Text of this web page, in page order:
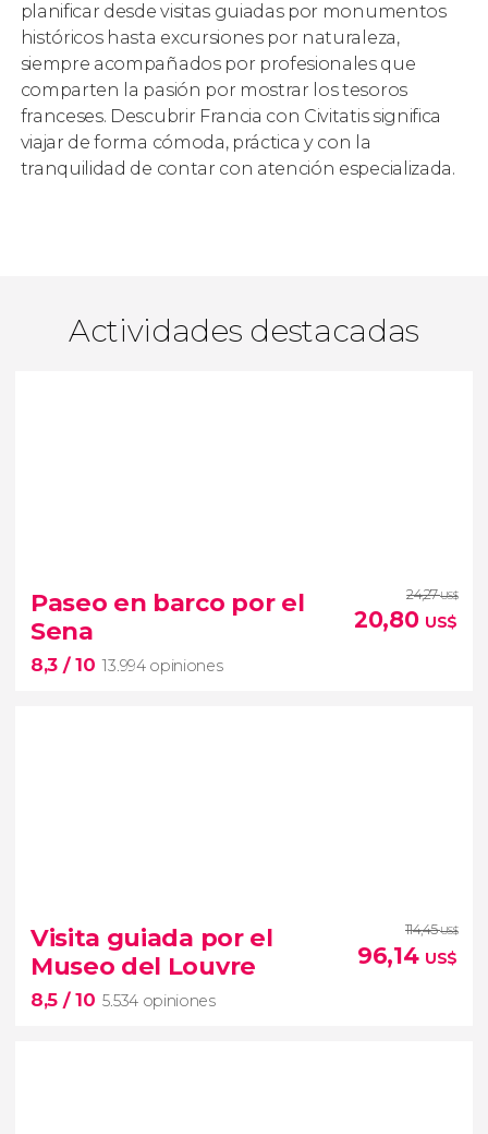
planificar desde visitas guiadas por monumentos
históricos hasta excursiones por naturaleza,
siempre acompañados por profesionales que
comparten la pasión por mostrar los tesoros
franceses. Descubrir Francia con Civitatis significa
viajar de forma cómoda, práctica y con la
tranquilidad de contar con atención especializada.
Actividades destacadas
Paseo en barco por el
Sena
8,3 / 10 13.994 opiniones
24,27US$
20,80 US$
13.994 opiniones
paseo en barco por el Sena
ver París desde una perspectiva única
Visita guiada por el
Museo del Louvre
8,5 / 10 5.534 opiniones
114,45US$
96,14 US$